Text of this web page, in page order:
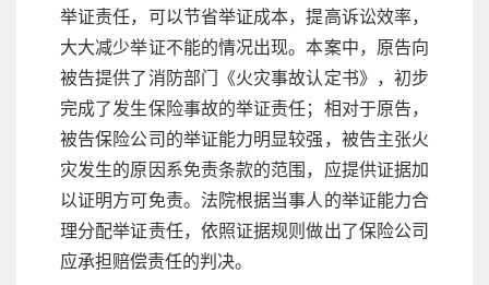
举证责任，可以节省举证成本，提高诉讼效率，
大大减少举证不能的情况出现。本案中，原告向
被告提供了消防部门《火灾事故认定书》，初步
完成了发生保险事故的举证责任；相对于原告，
被告保险公司的举证能力明显较强，被告主张火
灾发生的原因系免责条款的范围，应提供证据加
以证明方可免责。法院根据当事人的举证能力合
理分配举证责任，依照证据规则做出了保险公司
应承担赔偿责任的判决。